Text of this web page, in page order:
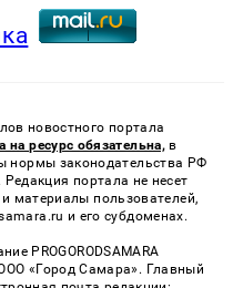
новостного портала
на ресурс обязательна, в
нормы законодательства РФ
портала не несет
материалы пользователей,
и его субдоменах.
PROGORODSAMARA
«Город Самара». Главный